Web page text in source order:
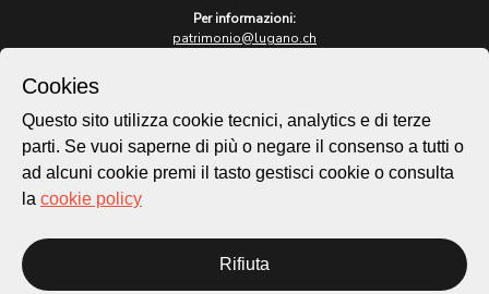
Per informazioni:
patrimonio@lugano.ch
lugano.ch
Cookie policy
Homepage
Temi
Mappa
Cookies
Questo sito utilizza cookie tecnici, analytics e di terze
parti. Se vuoi saperne di più o negare il consenso a tutti o
ad alcuni cookie premi il tasto gestisci cookie o consulta
la cookie policy
Rifiuta